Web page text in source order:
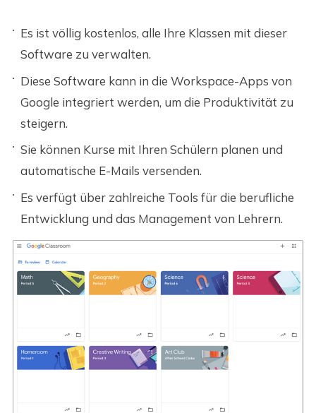
Es ist völlig kostenlos, alle Ihre Klassen mit dieser
Software zu verwalten.
Diese Software kann in die Workspace-Apps von
Google integriert werden, um die Produktivität zu
steigern.
Sie können Kurse mit Ihren Schülern planen und
automatische E-Mails versenden.
Es verfügt über zahlreiche Tools für die berufliche
Entwicklung und das Management von Lehrern.